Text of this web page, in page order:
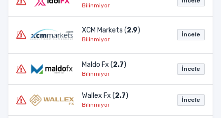
Bilinmiyor
XCM Markets (2.9)
Bilinmiyor
İncele
Maldo Fx (2.7)
Bilinmiyor
İncele
Wallex Fx (2.7)
Bilinmiyor
İncele